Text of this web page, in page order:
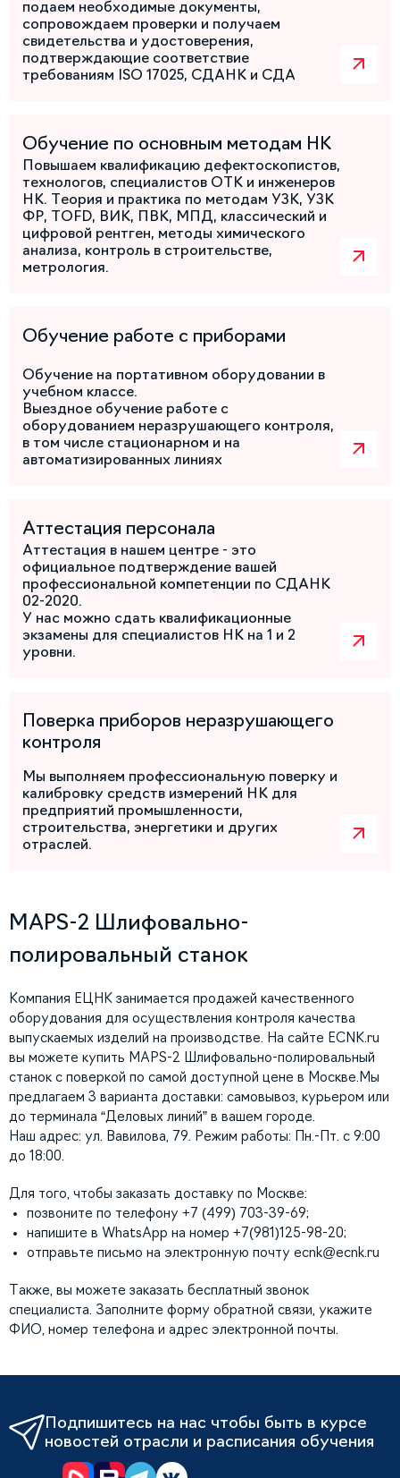
подаем необходимые документы,
сопровождаем проверки и получаем
свидетельства и удостоверения,
подтверждающие соответствие
требованиям ISO 17025, СДАНК и СДА
Обучение по основным методам НК
Повышаем квалификацию дефектоскопистов,
технологов, специалистов ОТК и инженеров
НК. Теория и практика по методам УЗК, УЗК
ФР, TOFD, ВИК, ПВК, МПД, классический и
цифровой рентген, методы химического
анализа, контроль в строительстве,
метрология.
Обучение работе с приборами
Обучение на портативном оборудовании в
учебном классе.
Выездное обучение работе с
оборудованием неразрушающего контроля,
в том числе стационарном и на
автоматизированных линиях
Аттестация персонала
Аттестация в нашем центре - это
официальное подтверждение вашей
профессиональной компетенции по СДАНК
02-2020.
У нас можно сдать квалификационные
экзамены для специалистов НК на 1 и 2
уровни.
Поверка приборов неразрушающего
контроля
Мы выполняем профессиональную поверку и
калибровку средств измерений НК для
предприятий промышленности,
строительства, энергетики и других
отраслей.
MAPS-2 Шлифовально-
полировальный станок
Компания ЕЦНК занимается продажей качественного
оборудования для осуществления контроля качества
выпускаемых изделий на производстве. На сайте ECNK.ru
вы можете купить MAPS-2 Шлифовально-полировальный
станок с поверкой по самой доступной цене в Москве.Мы
предлагаем 3 варианта доставки: самовывоз, курьером или
до терминала “Деловых линий” в вашем городе.
Наш адрес: ул. Вавилова, 79. Режим работы: Пн.-Пт. с 9:00
до 18:00.
Для того, чтобы заказать доставку по Москве:
позвоните по телефону +7 (499) 703-39-69;
напишите в WhatsApp на номер +7(981)125-98-20;
отправьте письмо на электронную почту ecnk@ecnk.ru
Также, вы можете заказать бесплатный звонок
специалиста. Заполните форму обратной связи, укажите
ФИО, номер телефона и адрес электронной почты.
Подпишитесь на нас чтобы быть в курсе
новостей отрасли и расписания обучения